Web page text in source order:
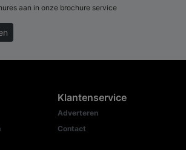
aan in onze brochure service
Klantenservice
Adverteren
Contact